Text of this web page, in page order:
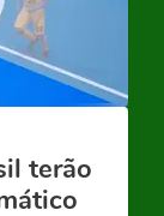
terão